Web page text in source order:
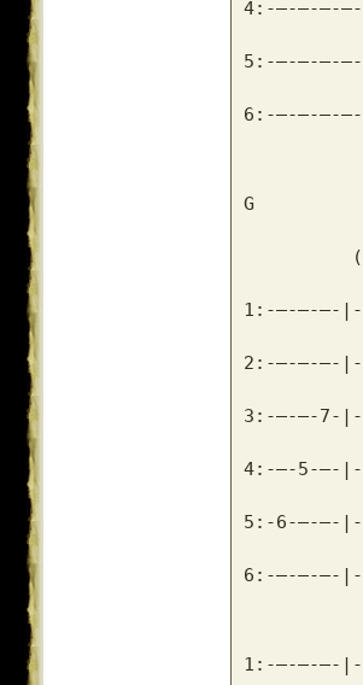
4:-–-–-–-
5:-–-–-–-
6:-–-–-–-
G
1:-–-–-–-|-
2:-–-–-–-|-
3:-–-–-7-|-
4:-–-5-–-|-
5:-6-–-–-|-
6:-–-–-–-|-
1:-–-–-–-